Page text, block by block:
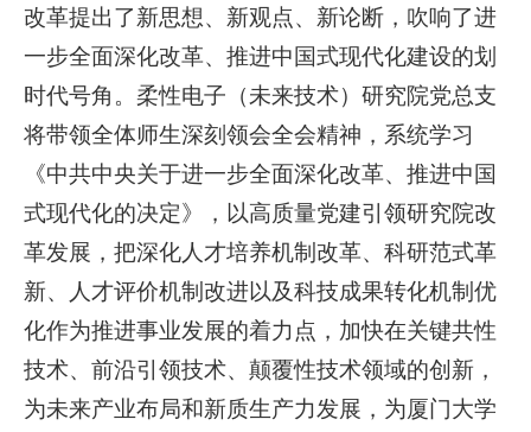
改革提出了新思想、新观点、新论断，吹响了进
一步全面深化改革、推进中国式现代化建设的划
时代号角。柔性电子（未来技术）研究院党总支
将带领全体师生深刻领会全会精神，系统学习
《中共中央关于进一步全面深化改革、推进中国
式现代化的决定》，以高质量党建引领研究院改
革发展，把深化人才培养机制改革、科研范式革
新、人才评价机制改进以及科技成果转化机制优
化作为推进事业发展的着力点，加快在关键共性
技术、前沿引领技术、颠覆性技术领域的创新，
为未来产业布局和新质生产力发展，为厦门大学